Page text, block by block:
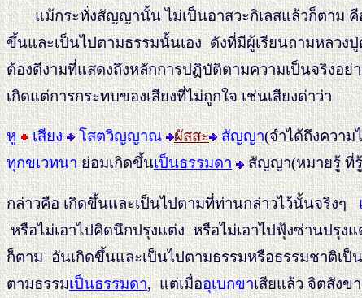
แม้กระทั่งสัญญานั้น ไม่เป็นอาสวะกิเลสแล้วก็ตาม คื
ขึ้นและเป็นไปตามธรรมนั้นเอง ดังที่มีผู้เรียนถามหลวง
ต้องดีงามที่แสดงถึงหลักการปฏิบัติตามความเป็นจริงอ
เกิดแต่การกระทบของเสียงที่ไม่ถูกใจ เช่นเสียงด่าว่า
หู เสียง โสตวิญญาณ ผัสสะ สัญญา(จำได้ถึงควา
ทุกขเวทนาย่อมเกิดขึ้นเป็นธรรมดา สัญญา(หมายรู้ ที่
กล่าวคือ เกิดขึ้นและเป็นไปตามที่ท่านกล่าวไว้นั้นจริงๆ
หรือไม่เอาไปคิดนึกปรุงแต่ง หรือไม่เอาไปฟุ้งซ่านปรุง
ก็ตาม อันเกิดขึ้นและเป็นไปตามธรรมหรือธรรมชาติเ
ตามธรรมเป็นธรรมดา, แต่เมื่ออุเบกขาเสียแล้ว จิตสังข